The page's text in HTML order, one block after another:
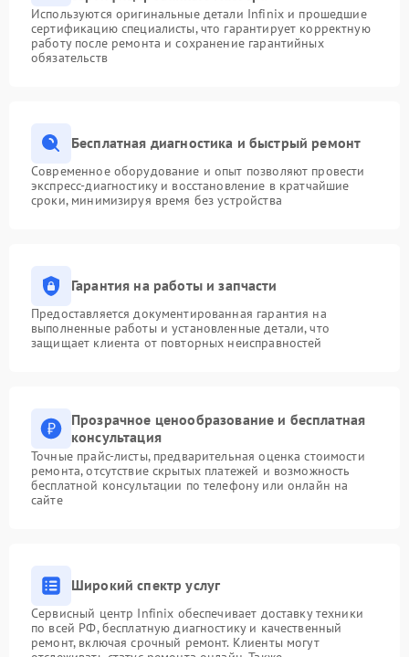
Используются оригинальные детали Infinix и прошедшие
сертификацию специалисты, что гарантирует корректную
работу после ремонта и сохранение гарантийных
обязательств
Бесплатная диагностика и быстрый ремонт
Современное оборудование и опыт позволяют провести
экспресс-диагностику и восстановление в кратчайшие
сроки, минимизируя время без устройства
Гарантия на работы и запчасти
Предоставляется документированная гарантия на
выполненные работы и установленные детали, что
защищает клиента от повторных неисправностей
Прозрачное ценообразование и бесплатная
консультация
Точные прайс-листы, предварительная оценка стоимости
ремонта, отсутствие скрытых платежей и возможность
бесплатной консультации по телефону или онлайн на
сайте
Широкий спектр услуг
Сервисный центр Infinix обеспечивает доставку техники
по всей РФ, бесплатную диагностику и качественный
ремонт, включая срочный ремонт. Клиенты могут